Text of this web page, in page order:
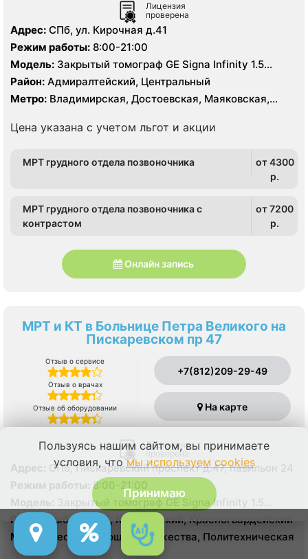
Лицензия
проверена
Адрес: СПб, ул. Кирочная д.41
Режим работы: 8:00-21:00
Модель: Закрытый томограф GE Signa Infinity 1.5
Тесла, КТ Toshiba Aquilion 64 среза
Район: Адмиралтейский, Центральный
Метро: Владимирская, Достоевская, Маяковская,
Цена указана с учетом льгот и акции
МРТ грудного отдела позвоночника
от 4300
p.
МРТ грудного отдела позвоночника с
контрастом
от 7200
p.
Онлайн запись
МРТ и КТ в Больнице Петра Великого на
Пискаревском пр 47
Отзыв о сервисе
Отзыв о врачах
Отзыв об оборудовании
+7(812)209-29-49
На карте
Лицензия
проверена
Адрес: СПб, Пискаревский проспект д.47, павильон 24
Режим работы: 8:00-21:00
Модель: Закрытый томограф GE Signa Infinity 1.5
Тесла, КТ Toshiba Aguilion 64 среза, УЗИ
Район:
Выборгский, Калининский, Красногвардейский
Метро:
Лесная, Площадь Мужества, Политехническая
Пользуясь нашим сайтом, вы принимаете
условия, чтомы используем cookies
Принимаю